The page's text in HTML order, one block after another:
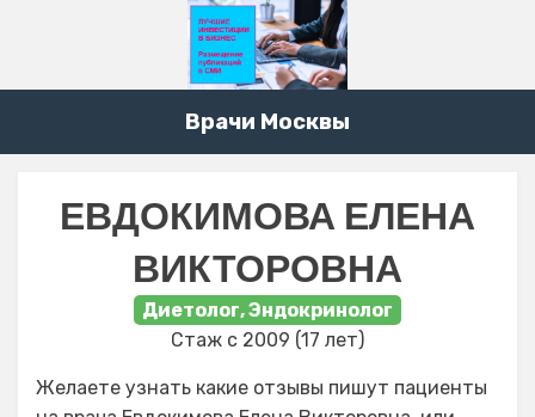
Врачи Москвы
ЕВДОКИМОВА ЕЛЕНА
ВИКТОРОВНА
Диетолог, Эндокринолог
Стаж с 2009 (17 лет)
Желаете узнать какие отзывы пишут пациенты